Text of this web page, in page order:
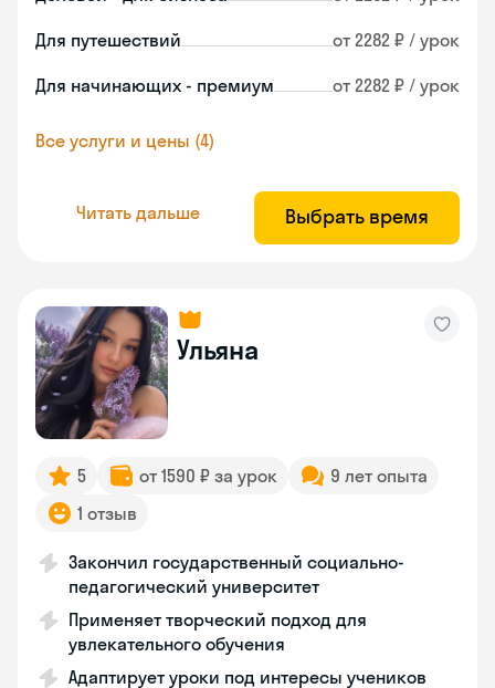
Для путешествий от 2282 ₽ / урок
Для начинающих - премиум от 2282 ₽ / урок
Все услуги и цены (4)
Читать дальше Выбрать время
Ульяна
5 от 1590 ₽ за урок
9 лет опыта
1 отзыв
Закончил государственный социально-
педагогический университет
Применяет творческий подход для
увлекательного обучения
Адаптирует уроки под интересы учеников